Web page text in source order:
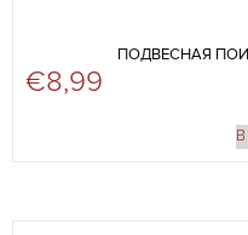
ПОДВЕСНАЯ
€8,99